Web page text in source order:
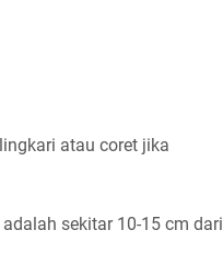
atau coret jika
sekitar 10-15 cm dari